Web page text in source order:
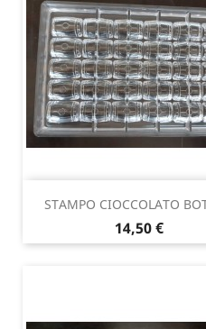
STAMPO CIOCCOLATO
Prezzo
14,50 €